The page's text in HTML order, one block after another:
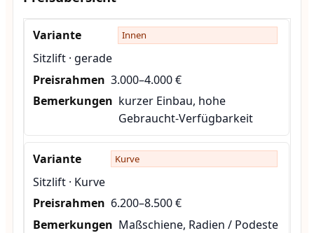
Innen
Sitzlift · gerade
3.000–4.000 €
kurzer Einbau, hohe
Gebraucht-Verfügbarkeit
Kurve
Sitzlift · Kurve
6.200–8.500 €
Maßschiene, Radien / Podeste